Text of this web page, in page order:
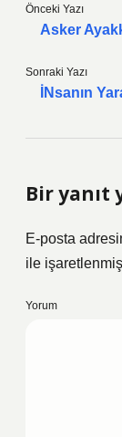
Önceki Yazı
Asker
Sonraki Yazı
İNsanın
Bir yanıt
E-posta
ile
Yorum